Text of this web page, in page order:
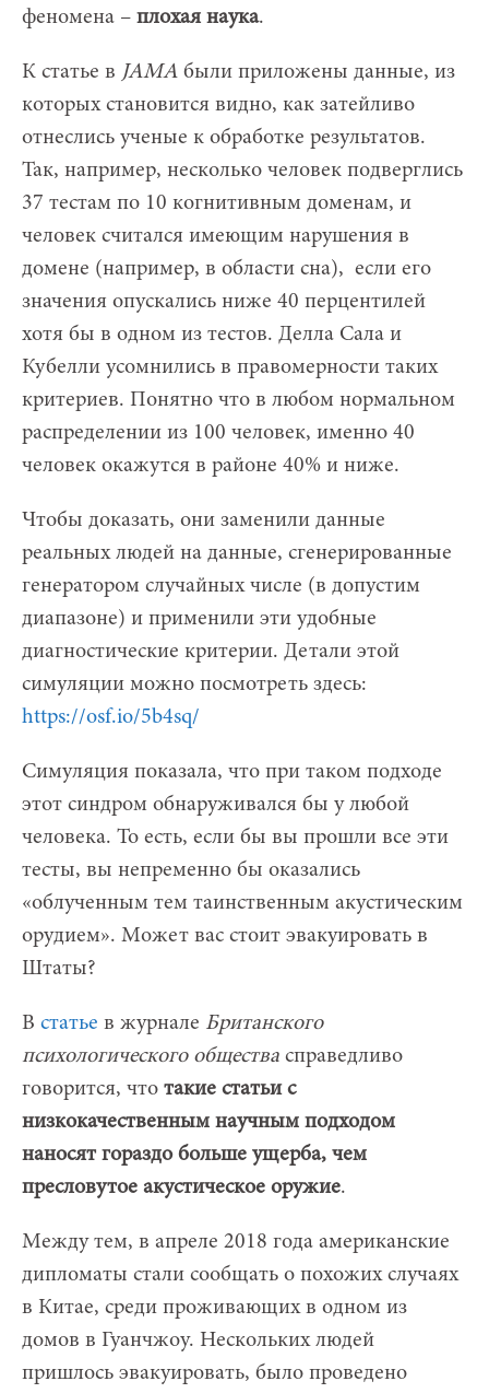
феномена – плохая наука.
К статье в JAMA были приложены данные, из
которых становится видно, как затейливо
отнеслись ученые к обработке результатов.
Так, например, несколько человек подверглись
37 тестам по 10 когнитивным доменам, и
человек считался имеющим нарушения в
домене (например, в области сна), если его
значения опускались ниже 40 перцентилей
хотя бы в одном из тестов. Делла Сала и
Кубелли усомнились в правомерности таких
критериев. Понятно что в любом нормальном
распределении из 100 человек, именно 40
человек окажутся в районе 40% и ниже.
Чтобы доказать, они заменили данные
реальных людей на данные, сгенерированные
генератором случайных числе (в допустим
диапазоне) и применили эти удобные
диагностические критерии. Детали этой
симуляции можно посмотреть здесь:
https://osf.io/5b4sq/
Симуляция показала, что при таком подходе
этот синдром обнаруживался бы у любой
человека. То есть, если бы вы прошли все эти
тесты, вы непременно бы оказались
«облученным тем таинственным акустическим
орудием». Может вас стоит эвакуировать в
Штаты?
В статье в журнале Британского
психологического общества справедливо
говорится, что такие статьи с
низкокачественным научным подходом
наносят гораздо больше ущерба, чем
пресловутое акустическое оружие.
Между тем, в апреле 2018 года американские
дипломаты стали сообщать о похожих случаях
в Китае, среди проживающих в одном из
домов в Гуанчжоу. Нескольких людей
пришлось эвакуировать, было проведено